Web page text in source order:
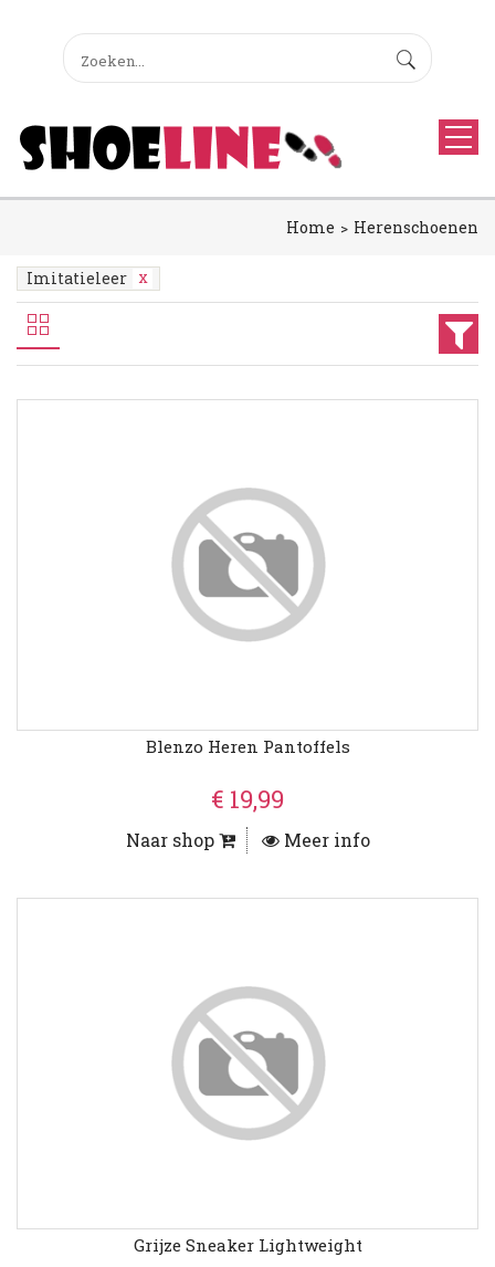
Home Herenschoenen
Imitatieleer
Blenzo Heren Pantoffels
€ 19,99
Naar shop Meer info
Grijze Sneaker Lightweight